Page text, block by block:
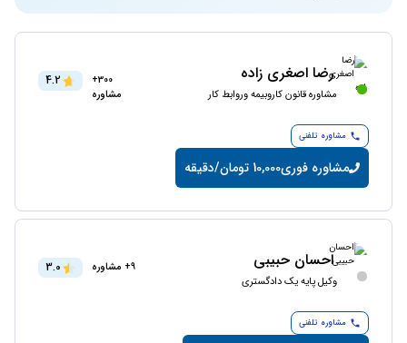
رضا اصغری زاده
مشاوره قانون کاروبیمه وروابط کار
300+
مشاوره
4.2
مشاوره تلفنی
مشاوره فوری10,000 تومان/دقیقه
احسان حبیبی
وکیل پایه یک دادگستری
9+ مشاوره 3.0
مشاوره تلفنی